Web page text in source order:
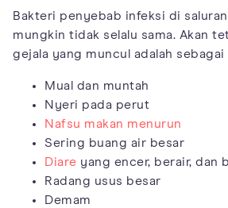
Bakteri penyebab infeksi di
mungkin tidak selalu sama. Akan
gejala yang muncul adalah
Mual dan muntah
Nyeri pada perut
Nafsu makan menurun
Sering buang air besar
Diare yang encer, berair, dan
Radang usus besar
Demam